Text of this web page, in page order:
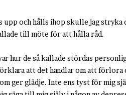
och hålls ihop skulle jag stryka
till möte för att hålla råd.
hur de så kallade stördas
att det handlar om att förlora
ger glädje. Inte ens tyst för mig